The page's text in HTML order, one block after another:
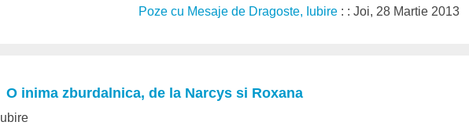
Poze cu Mesaje de Dragoste, Iubire : : Joi, 28 Martie 2013
O inima zburdalnica, de la Narcys si Roxana
Iubire